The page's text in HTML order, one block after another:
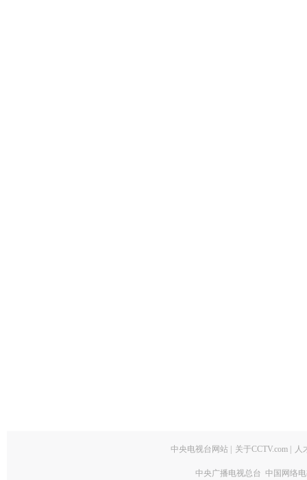
中央电视台网站 关于CCTV.com 人
中央广播电视总台 中国网络